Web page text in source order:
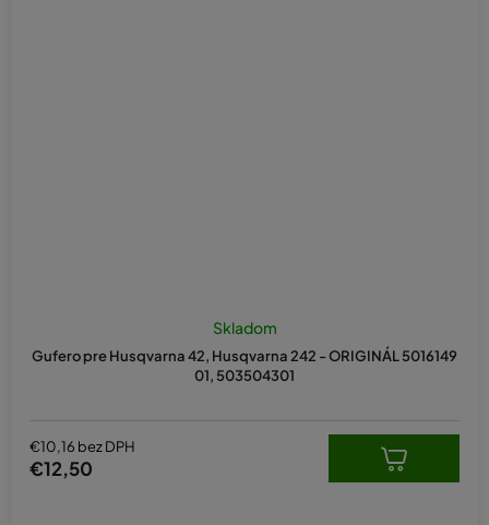
Gufero pre Husqvarna 42, Husqvarna 242 - ORIGINÁL 5016149
01, 503504301
Skladom
€10,16 bez DPH
€12,50